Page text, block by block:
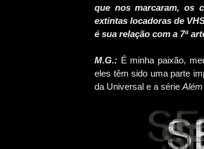
que nos marcaram, os
extintas locadoras de
é sua relação com a 7ª
M.G.: É minha paixão,
eles têm sido uma parte
da Universal e a série